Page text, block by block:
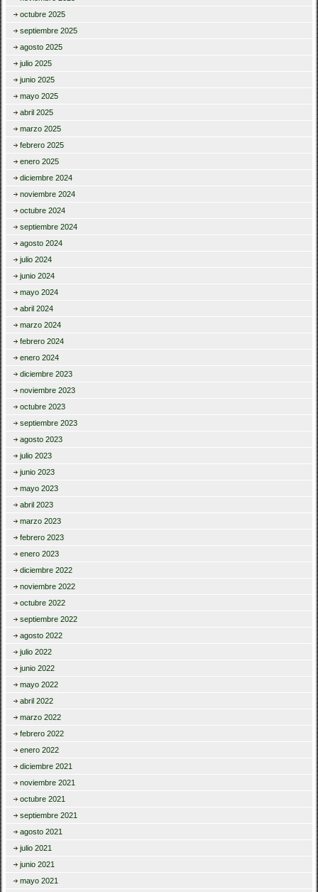
octubre 2025
septiembre 2025
agosto 2025
julio 2025
junio 2025
mayo 2025
abril 2025
marzo 2025
febrero 2025
enero 2025
diciembre 2024
noviembre 2024
octubre 2024
septiembre 2024
agosto 2024
julio 2024
junio 2024
mayo 2024
abril 2024
marzo 2024
febrero 2024
enero 2024
diciembre 2023
noviembre 2023
octubre 2023
septiembre 2023
agosto 2023
julio 2023
junio 2023
mayo 2023
abril 2023
marzo 2023
febrero 2023
enero 2023
diciembre 2022
noviembre 2022
octubre 2022
septiembre 2022
agosto 2022
julio 2022
junio 2022
mayo 2022
abril 2022
marzo 2022
febrero 2022
enero 2022
diciembre 2021
noviembre 2021
octubre 2021
septiembre 2021
agosto 2021
julio 2021
junio 2021
mayo 2021